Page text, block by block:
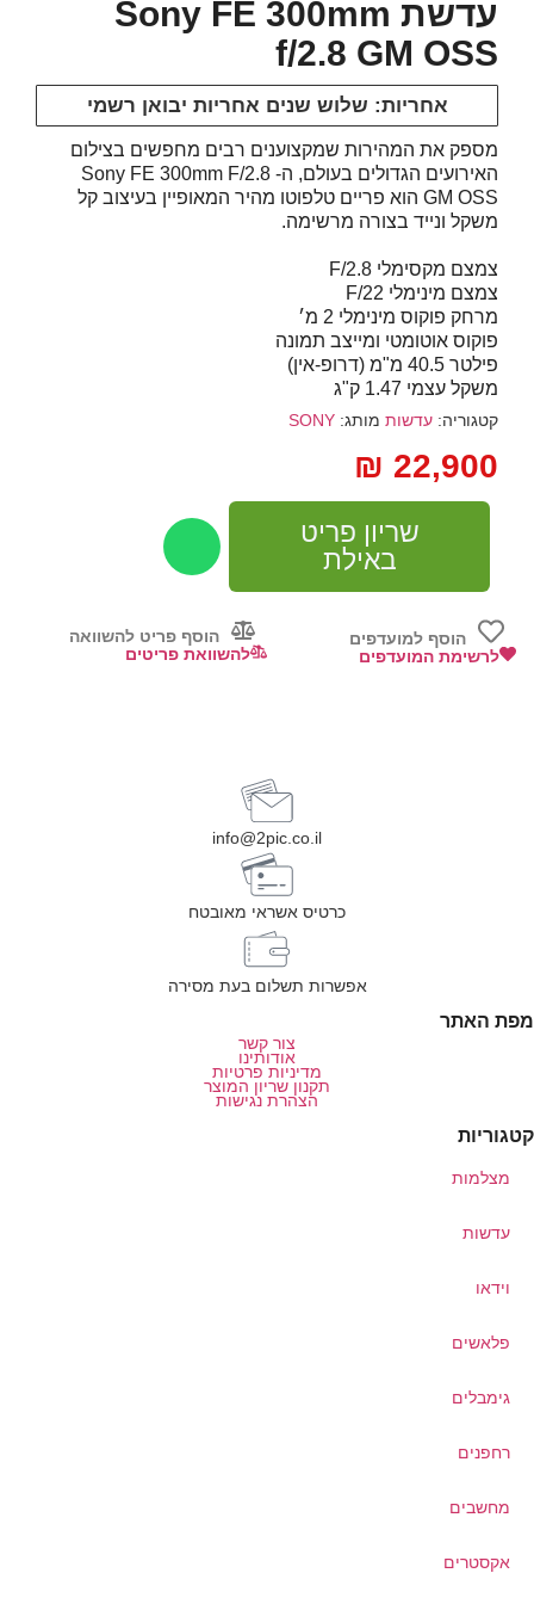
עדשת Sony FE 300mm
f/2.8 GM OSS
אחריות: שלוש שנים אחריות יבואן רשמי
מספק את המהירות שמקצוענים רבים מחפשים בצילום
האירועים הגדולים בעולם, ה- Sony FE 300mm F/2.8
GM OSS
הוא פריים טלפוטו מהיר המאופיין בעיצוב קל
משקל ונייד בצורה מרשימה.
צמצם מקסימלי F/2.8
צמצם מינימלי F/22
מרחק פוקוס מינימלי 2 מ׳
פוקוס אוטומטי ומייצב תמונה
פילטר 40.5 מ"מ (דרופ-אין)
משקל עצמי 1.47 ק"ג
קטגוריה: עדשות מותג: SONY
₪ 22,900
שריון פריט
באילת
הוסף למועדפים
לרשימת המועדפים
הוסף פריט להשוואה
להשוואת פריטים
info@2pic.co.il
כרטיס אשראי מאובטח
אפשרות תשלום בעת מסירה
מפת האתר
צור קשר
אודותינו
מדיניות פרטיות
תקנון שריון המוצר
הצהרת נגישות
קטגוריות
מצלמות
עדשות
וידאו
פלאשים
גימבלים
רחפנים
מחשבים
אקסטרים